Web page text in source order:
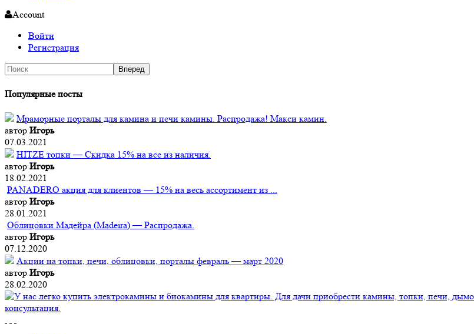
Account
Войти
Регистрация
Популярные посты
Мраморные порталы для камина и печи камины. Распродажа! Макси камин.
автор Игорь
07.03.2021
HITZE топки — Скидка 15% на все из наличия.
автор Игорь
18.02.2021
PANADERO акция для клиентов — 15% на весь ассортимент из ...
автор Игорь
28.01.2021
Облицовки Мадейра (Мadeira) — Распродажа.
автор Игорь
07.12.2020
Акции на топки, печи, облицовки, порталы февраль — март 2020
автор Игорь
28.02.2020